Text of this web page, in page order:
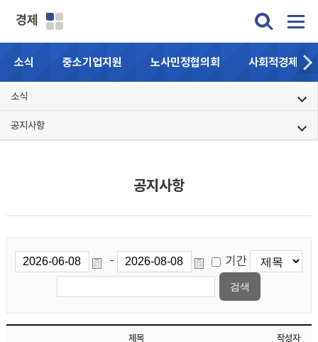
경제
소식 중소기업지원 노사민정협의회 사회적경제기업
소식
공지사항
공지사항
- 기간
제목 작성자